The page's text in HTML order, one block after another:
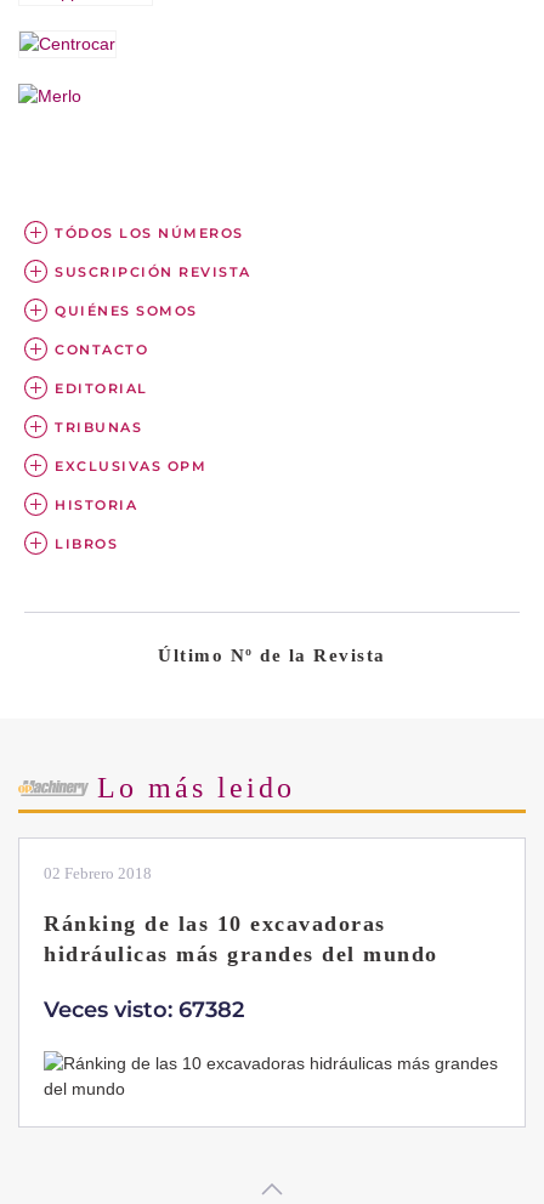
TÓDOS LOS NÚMEROS
SUSCRIPCIÓN REVISTA
QUIÉNES SOMOS
CONTACTO
EDITORIAL
TRIBUNAS
EXCLUSIVAS OPM
HISTORIA
LIBROS
Último Nº de la Revista
Lo más leido
28 Enero 2019
Las ventajas de la excavadora Yanmar
B7 Sigma-6
Veces visto: 32214